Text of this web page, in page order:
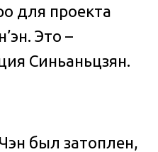
для проекта
Это –
Синьаньцзян.
был затоплен,